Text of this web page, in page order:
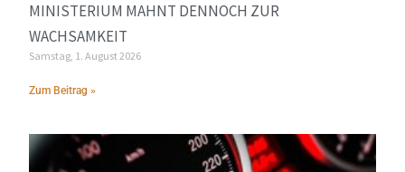
MINISTERIUM MAHNT DENNOCH ZUR
WACHSAMKEIT
Samstag, 1. August 2026
Zum Beitrag »